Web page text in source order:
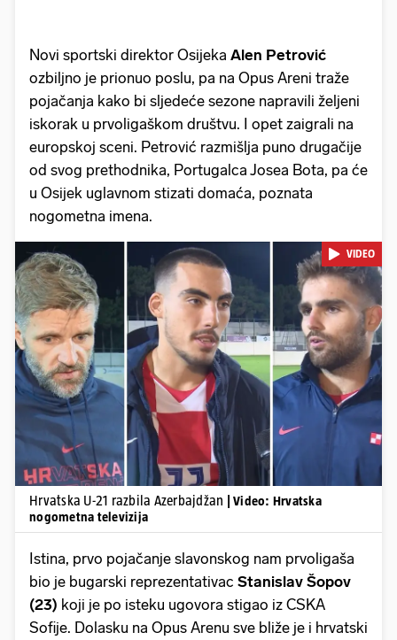
Novi sportski direktor Osijeka Alen Petrović
ozbiljno je prionuo poslu, pa na Opus Areni traže
pojačanja kako bi sljedeće sezone napravili željeni
iskorak u prvoligaškom društvu. I opet zaigrali na
europskoj sceni. Petrović razmišlja puno drugačije
od svog prethodnika, Portugalca Josea Bota, pa će
u Osijek uglavnom stizati domaća, poznata
nogometna imena.
Pokretanje videa...
VIDEO
Hrvatska U-21 razbila Azerbajdžan
| Video: Hrvatska
nogometna televizija
Istina, prvo pojačanje slavonskog nam prvoligaša
bio je bugarski reprezentativac Stanislav Šopov
(23) koji je po isteku ugovora stigao iz CSKA
Sofije. Dolasku na Opus Arenu sve bliže je i hrvatski